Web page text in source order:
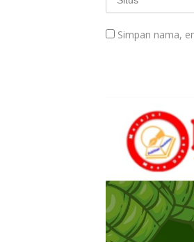
Simpan nama,